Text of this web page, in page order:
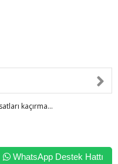
kaçırma...
bilgileriniz 256bit
WhatsApp Destek Hattı